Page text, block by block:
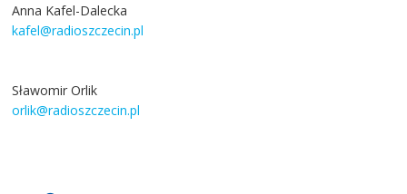
Anna Kafel-Dalecka
kafel@radioszczecin.pl
Sławomir Orlik
orlik@radioszczecin.pl